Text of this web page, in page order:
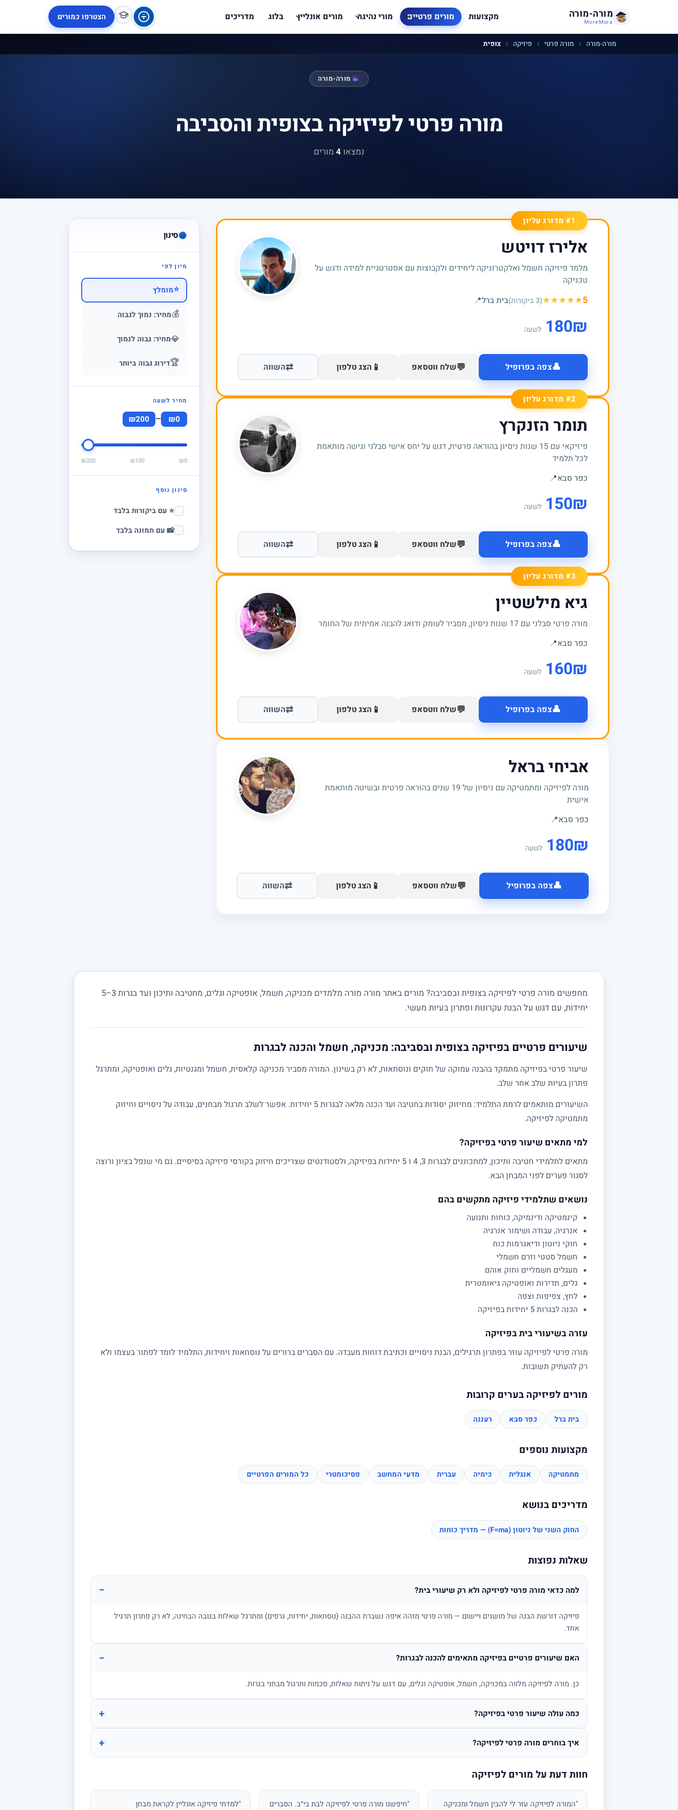
מורה-מורה
MoreMora מקצועות מורים פרטיים מורי נהיגה מורים אונליין בלוג מדריכים הצטרפו כמורים
מורה-מורה מורה פרטי פיזיקה צופית
מורה-מורה
מורה פרטי לפיזיקה בצופית והסביבה
נמצאו 4 מורים
סינון
מיון לפי
⭐מומלץ
💰מחיר: נמוך לגבוה
💎מחיר: גבוה לנמוך
🏆דירוג גבוה ביותר
מחיר לשעה
₪0
–
₪200
₪0
₪100
₪200
סינון נוסף
⭐ עם ביקורות בלבד
📸 עם תמונה בלבד
#1 מדורג עליון
אלירז דויטש
מלמד פיזיקה חשמל ואלקטרוניקה ליחידים ולקבוצות עם אסטרטגיית למידה ודגש על
טכניקה
(3 ביקורות)★★★★★5 בית ברל📍
₪
180 לשעה
👤צפה בפרופיל 💬שלח ווטסאפ 📱 הצג טלפון ⇄השווה
#2 מדורג עליון
תומר הזנקרץ
פיזיקאי עם 15 שנות ניסיון בהוראה פרטית, דגש על יחס אישי סבלני וגישה מותאמת
לכל תלמיד
כפר סבא📍
₪
150 לשעה
👤צפה בפרופיל 💬שלח ווטסאפ 📱 הצג טלפון ⇄השווה
#3 מדורג עליון
גיא מילשטיין
מורה פרטי סבלני עם 17 שנות ניסיון, מסביר לעומק ודואג להבנה אמיתית של החומר
כפר סבא📍
₪
160 לשעה
👤צפה בפרופיל 💬שלח ווטסאפ 📱 הצג טלפון ⇄השווה
אביחי בראל
מורה לפיזיקה ומתמטיקה עם ניסיון של 19 שנים בהוראה פרטית ובשיטה מותאמת
אישית
כפר סבא📍
₪
180 לשעה
👤צפה בפרופיל 💬שלח ווטסאפ 📱 הצג טלפון ⇄השווה
מחפשים מורה פרטי לפיזיקה בצופית ובסביבה? מורים באתר מורה מורה מלמדים מכניקה, חשמל, אופטיקה וגלים, מחטיבה ותיכון ועד בגרות 3–5
יחידות, עם דגש על הבנת עקרונות ופתרון בעיות מעשי.
שיעורים פרטיים בפיזיקה בצופית ובסביבה: מכניקה, חשמל והכנה לבגרות
שיעור פרטי בפיזיקה מתמקד בהבנה עמוקה של חוקים ונוסחאות, לא רק בשינון. המורה מסביר מכניקה קלאסית, חשמל ומגנטיות, גלים ואופטיקה, ומתרגל
פתרון בעיות שלב אחר שלב.
השיעורים מותאמים לרמת התלמיד: מחיזוק יסודות בחטיבה ועד הכנה מלאה לבגרות 5 יחידות. אפשר לשלב תרגול מבחנים, עבודה על ניסויים וחיזוק
מתמטיקה לפיזיקה.
למי מתאים שיעור פרטי בפיזיקה?
מתאים לתלמידי חטיבה ותיכון, למתכוננים לבגרות 3, 4 ו 5 יחידות בפיזיקה, ולסטודנטים שצריכים חיזוק בקורסי פיזיקה בסיסיים. גם מי שנפל בציון ורוצה
לסגור פערים לפני המבחן הבא.
נושאים שתלמידי פיזיקה מתקשים בהם
קינמטיקה ודינמיקה, כוחות ותנועה
אנרגיה, עבודה ושימור אנרגיה
חוקי ניוטון ודיאגרמות כוח
חשמל סטטי וזרם חשמלי
מעגלים חשמליים וחוק אוהם
גלים, תדירות ואופטיקה גיאומטרית
לחץ, צפיפות וצפה
הכנה לבגרות 5 יחידות בפיזיקה
עזרה בשיעורי בית בפיזיקה
מורה פרטי לפיזיקה עוזר בפתרון תרגילים, הבנת ניסויים וכתיבת דוחות מעבדה. עם הסברים ברורים על נוסחאות ויחידות, התלמיד לומד לפתור בעצמו ולא
רק להעתיק תשובות.
מורים לפיזיקה בערים קרובות
בית ברל כפר סבא רעננה
מקצועות נוספים
מתמטיקה אנגלית כימיה עברית מדעי המחשב פסיכומטרי כל המורים הפרטיים
מדריכים בנושא
החוק השני של ניוטון (F=ma) — מדריך כוחות
שאלות נפוצות
למה כדאי מורה פרטי לפיזיקה ולא רק שיעורי בית? −
פיזיקה דורשת הבנה של מושגים ויישום — מורה פרטי מזהה איפה נשברת ההבנה (נוסחאות, יחידות, גרפים) ומתרגל שאלות בגובה הבחינה, לא רק פתרון תרגיל
אחד.
האם שיעורים פרטיים בפיזיקה מתאימים להכנה לבגרות? −
כן. מורה לפיזיקה מלווה במכניקה, חשמל, אופטיקה וגלים, עם דגש על ניתוח שאלות, סכמות ותרגול מבחני בגרות.
כמה עולה שיעור פרטי בפיזיקה? +
איך בוחרים מורה פרטי לפיזיקה? +
חוות דעת על מורים לפיזיקה
"המורה לפיזיקה עזר לי להבין חשמל ומכניקה "חיפשנו מורה פרטי לפיזיקה לבת בי״ב. הסברים "למדתי פיזיקה אונליין לקראת מבחן